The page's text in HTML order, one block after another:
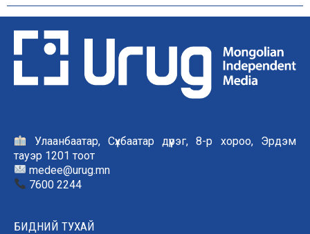
Улаанбаатар, Сүхбаатар дүүрэг, 8-р хороо, Эрдэм
тауэр 1201 тоот
medee@urug.mn
7600 2244
БИДНИЙ ТУХАЙ